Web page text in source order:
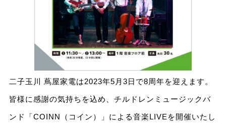
二子玉川 蔦屋家電は2023年5月3日で8周年を迎えます。
皆様に感謝の気持ちを込め、チルドレンミュージックバ
ンド「COINN（コイン）」による音楽LIVEを開催いたし